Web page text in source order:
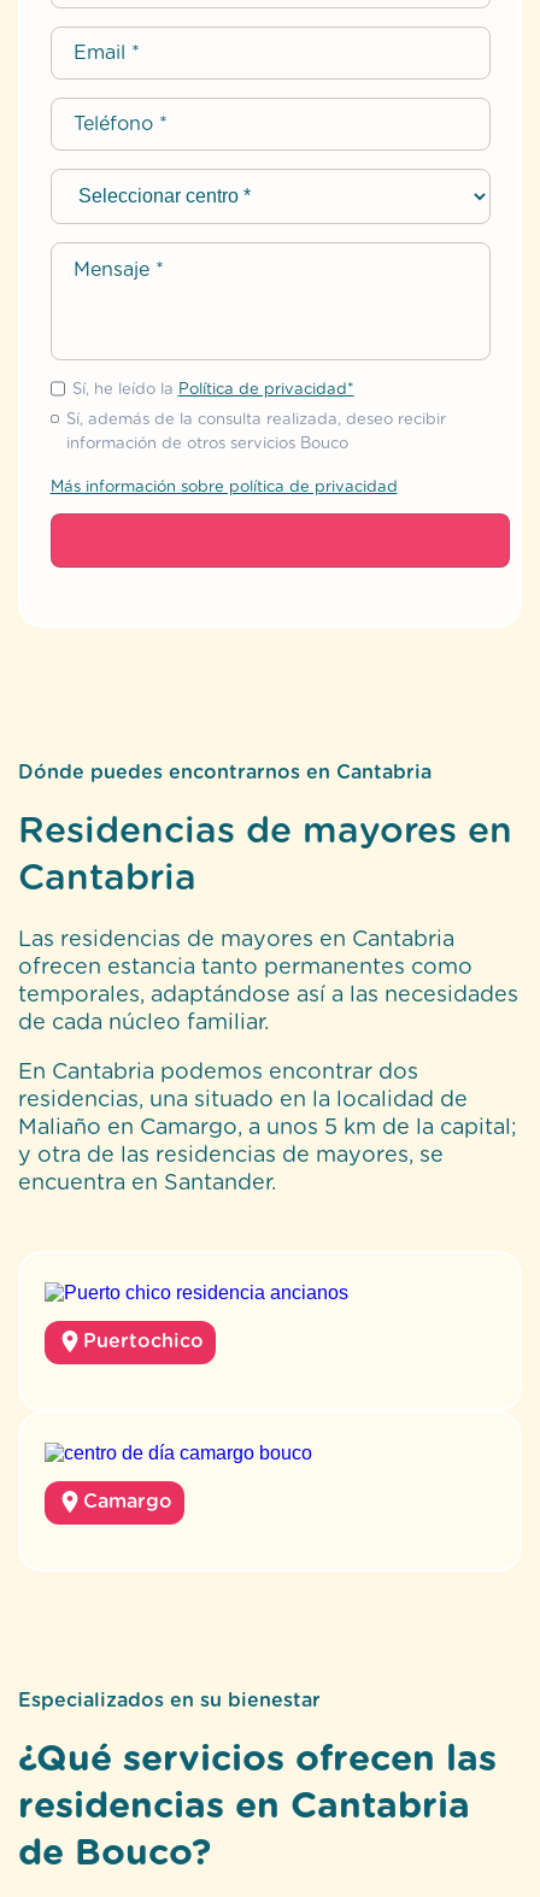
Sí, he leído la Política de privacidad*
Sí, además de la consulta realizada, deseo recibir
información de otros servicios Bouco
Más información sobre política de privacidad
Dónde puedes encontrarnos en Cantabria
Residencias de mayores en
Cantabria
Las residencias de mayores en Cantabria
ofrecen estancia tanto permanentes como
temporales, adaptándose así a las necesidades
de cada núcleo familiar.
En Cantabria podemos encontrar dos
residencias, una situado en la localidad de
Maliaño en Camargo, a unos 5 km de la capital;
y otra de las residencias de mayores, se
encuentra en Santander.
Puertochico
Camargo
Especializados en su bienestar
¿Qué servicios ofrecen las
residencias en Cantabria
de Bouco?